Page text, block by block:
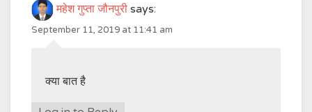
महेश गुप्ता जौनपुरी says:
September 11, 2019 at 11:41 am
क्या बात है